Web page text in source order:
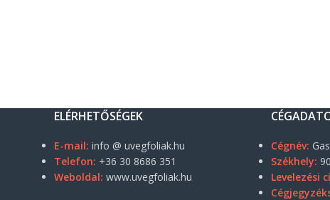
ELÉRHETŐSÉGEK
E-mail: info @ uvegfoliak.hu
Telefon: +36 30 8686 351
Weboldal: www.uvegfoliak.hu
Cégnév:
Székhely:
Levelezési